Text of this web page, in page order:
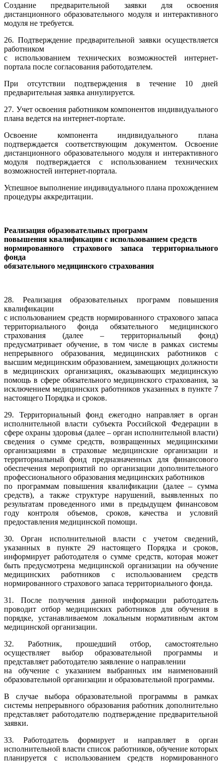
Создание предварительной заявки для освоения
дистанционного образовательного модуля и интерактивного
модуля не требуется.
26. Подтверждение предварительной заявки осуществляется
работником
с использованием технических возможностей интернет-
портала после согласования работодателем.
При отсутствии подтверждения в течение 10 дней
предварительная заявка аннулируется.
27. Учет освоения работником компонентов индивидуального
плана ведется на интернет-портале.
Освоение компонента индивидуального плана
подтверждается соответствующим документом. Освоение
дистанционного образовательного модуля и интерактивного
модуля подтверждается с использованием технических
возможностей интернет-портала.
Успешное выполнение индивидуального плана прохождением
процедуры аккредитации.
Реализация образовательных программ
повышения квалификации с использованием средств
нормированного страхового запаса территориального
фонда
обязательного медицинского страхования
28. Реализация образовательных программ повышения
квалификации
с использованием средств нормированного страхового запаса
территориального фонда обязательного медицинского
страхования (далее – территориальный фонд)
предусматривает обучение, в том числе в рамках системы
непрерывного образования, медицинских работников с
высшим медицинским образованием, замещающих должности
в медицинских организациях, оказывающих медицинскую
помощь в сфере обязательного медицинского страхования, за
исключением медицинских работников указанных в пункте 7
настоящего Порядка и сроков.
29. Территориальный фонд ежегодно направляет в орган
исполнительной власти субъекта Российской Федерации в
сфере охраны здоровья (далее – орган исполнительной власти)
сведения о сумме средств, возвращенных медицинскими
организациями в страховые медицинские организации и
территориальный фонд предназначенных для финансового
обеспечения мероприятий по организации дополнительного
профессионального образования медицинских работников
по программам повышения квалификации (далее – сумма
средств), а также структуре нарушений, выявленных по
результатам проведенного ими в предыдущем финансовом
году контроля объемов, сроков, качества и условий
предоставления медицинской помощи.
30. Орган исполнительной власти с учетом сведений,
указанных в пункте 29 настоящего Порядка и сроков,
информирует работодателя о сумме средств, которая может
быть предусмотрена медицинской организации на обучение
медицинских работников с использованием средств
нормированного страхового запаса территориального фонда.
31. После получения данной информации работодатель
проводит отбор медицинских работников для обучения в
порядке, устанавливаемом локальным нормативным актом
медицинской организации.
32. Работник, прошедший отбор, самостоятельно
осуществляет выбор образовательной программы и
представляет работодателю заявление о направлении
на обучение с указанием выбранных им наименований
образовательной организации и образовательной программы.
В случае выбора образовательной программы в рамках
системы непрерывного образования работник дополнительно
представляет работодателю подтверждение предварительной
заявки.
33. Работодатель формирует и направляет в орган
исполнительной власти список работников, обучение которых
планируется с использованием средств нормированного